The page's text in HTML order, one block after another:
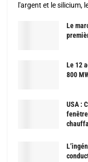
l'argent et le silicium,
Le
Le 12
800
USA :